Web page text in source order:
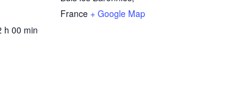
h 00 min
France + Google Map